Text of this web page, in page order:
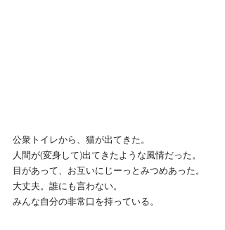
公衆トイレから、猫が出てきた。
人間が(変身して)出てきたような風情だった。
目があって、お互いにじーっとみつめあった。
大丈夫。誰にも言わない。
みんな自分の非常口を持っている。